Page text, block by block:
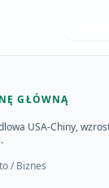
GŁÓWNĄ
USA-Chiny,
/ Biznes